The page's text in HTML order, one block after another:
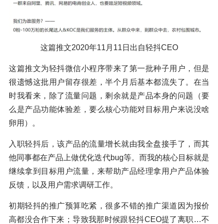
这篇推文2020年11月11日出自轻抖CEO
这篇推文为轻抖微信小程序带来了第一批种子用户，但是
很遗憾这批用户留存很差，半个月后基本都流失了。在当
时我看来，除了流量问题，剩余就是产品本身的问题（要
么是产品功能体验差，要么核心功能对目标用户来说没啥
卵用）。
入职轻抖后，该产品的流量增长就由我全盘接手了，而其
他同事都在产品上做优化迭代bug等。而我的核心目标就是
继续拿到目标用户流量，来帮助产品经理拿用户产品体验
反馈，以及用户需求调研工作。
初期轻抖的推广预算吃紧，很多不错的推广渠道因为报价
高都没合作下来；导致我那时候跟轻抖CEO提了离职…不